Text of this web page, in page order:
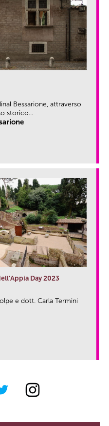
Bessarione, attraverso
storico...
Day 2023
e dott. Carla Termini